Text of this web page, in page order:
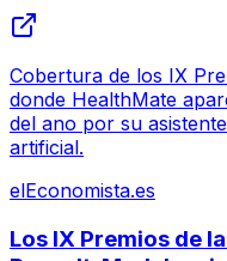
Cobertura de los IX
donde HealthMate
del ano por su
artificial.
elEconomista.es
Los IX Premios de